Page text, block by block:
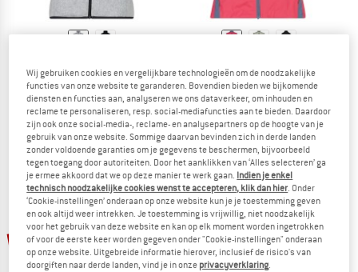
Women's Vest Jacquard Knitted
Fleecebodywarmer
€ 47,45
3,8(4)
Women's Reflective Vest
Fietsbodywarmer
€ 35,95vanaf € 30,56
4,3(3)
tot -30% tot -30%
Wij gebruiken cookies en vergelijkbare technologieën om de noodzakelijke
functies van onze website te garanderen. Bovendien bieden we bijkomende
diensten en functies aan, analyseren we ons dataverkeer, om inhouden en
reclame te personaliseren, resp. social-mediafuncties aan te bieden. Daardoor
zijn ook onze social-media-, reclame- en analysepartners op de hoogte van je
gebruik van onze website. Sommige daarvan bevinden zich in derde landen
zonder voldoende garanties om je gegevens te beschermen, bijvoorbeeld
tegen toegang door autoriteiten. Door het aanklikken van ‘Alles selecteren’ ga
je ermee akkoord dat we op deze manier te werk gaan. Indien je enkel
technisch noodzakelijke cookies wenst te accepteren, klik dan hier. Onder
‘Cookie-instellingen’ onderaan op onze website kun je je toestemming geven
en ook altijd weer intrekken. Je toestemming is vrijwillig, niet noodzakelijk
voor het gebruik van deze website en kan op elk moment worden ingetrokken
of voor de eerste keer worden gegeven onder "Cookie-instellingen" onderaan
op onze website. Uitgebreide informatie hierover, inclusief de risico's van
doorgiften naar derde landen, vind je in onze privacyverklaring.